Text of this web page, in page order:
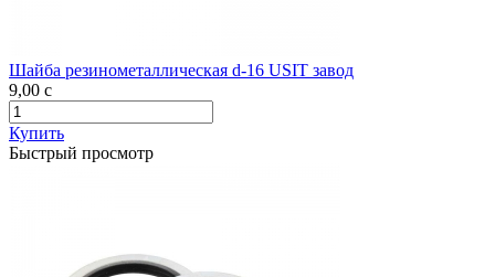
Шайба резинометаллическая d-16 USIT завод
9,00 c
Купить
Быстрый просмотр